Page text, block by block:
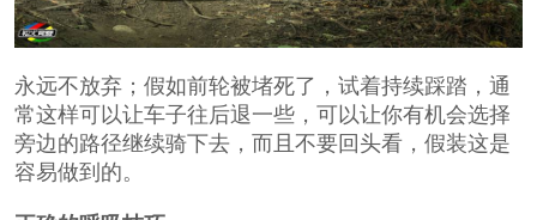
永远不放弃；假如前轮被堵死了，试着持续踩踏，通
常这样可以让车子往后退一些，可以让你有机会选择
旁边的路径继续骑下去，而且不要回头看，假装这是
容易做到的。